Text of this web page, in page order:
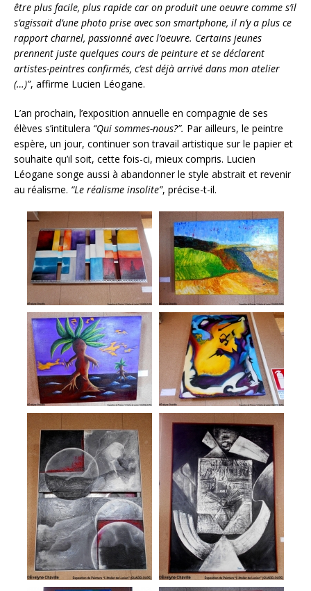
être plus facile, plus rapide car on produit une oeuvre comme s’il
s’agissait d’une photo prise avec son smartphone, il n’y a plus ce
rapport charnel, passionné avec l’oeuvre. Certains jeunes
prennent juste quelques cours de peinture et se déclarent
artistes-peintres confirmés, c’est déjà arrivé dans mon atelier
(…)”, affirme Lucien Léogane.
L’an prochain, l’exposition annuelle en compagnie de ses
élèves s’intitulera “Qui sommes-nous?”. Par ailleurs, le peintre
espère, un jour, continuer son travail artistique sur le papier et
souhaite qu’il soit, cette fois-ci, mieux compris. Lucien
Léogane songe aussi à abandonner le style abstrait et revenir
au réalisme. “Le réalisme insolite”, précise-t-il.